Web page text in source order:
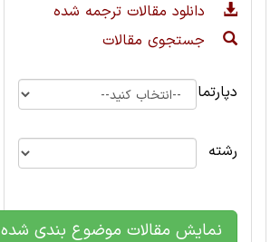
دانلود مقالات ترجمه شده
جستجوی مقالات
دپارتمان
رشته
نمایش مقالات موضوع بندی شده